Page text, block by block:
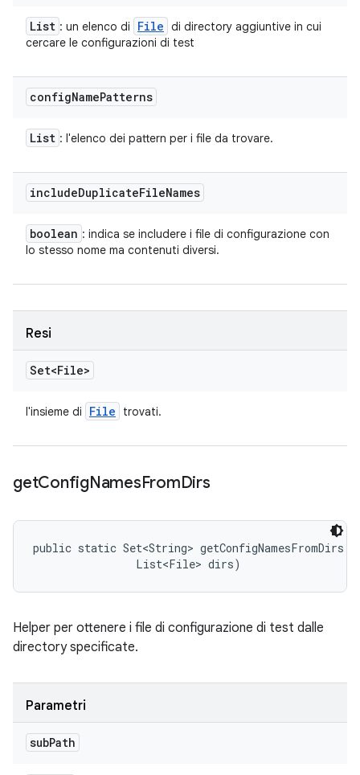
List : un elenco di File di directory aggiuntive in cui
cercare le configurazioni di test
configNamePatterns
List : l'elenco dei pattern per i file da trovare.
includeDuplicateFileNames
boolean : indica se includere i file di configurazione con
lo stesso nome ma contenuti diversi.
Resi
Set<File>
l'insieme di File trovati.
getConfigNamesFromDirs
public static Set<String>
                List<File> dirs)
Helper per ottenere i file di configurazione di test dalle
directory specificate.
Parametri
subPath